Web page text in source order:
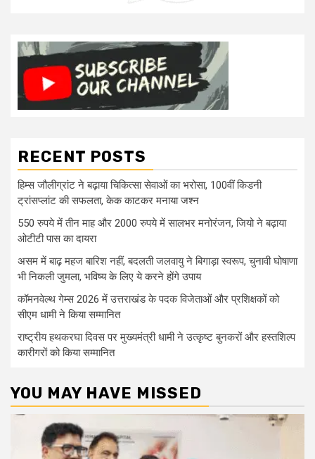
RECENT POSTS
हिम्स जौलीग्रांट ने बढ़ाया चिकित्सा सेवाओं का भरोसा, 100वीं किडनी
ट्रांसप्लांट की सफलता, केक काटकर मनाया जश्न
550 रुपये में तीन माह और 2000 रुपये में सालभर मनोरंजन, जियो ने बढ़ाया
ओटीटी पास का दायरा
असम में बाढ़ महज बारिश नहीं, बदलती जलवायु ने बिगाड़ा स्वरूप, चुनावी घोषाणा
भी निकली जुमला, भविष्य के लिए ये करने होंगे उपाय
कॉमनवेल्थ गेम्स 2026 में उत्तराखंड के पदक विजेताओं और प्रशिक्षकों को
सीएम धामी ने किया सम्मानित
राष्ट्रीय हथकरघा दिवस पर मुख्यमंत्री धामी ने उत्कृष्ट बुनकरों और हस्तशिल्प
कारीगरों को किया सम्मानित
YOU MAY HAVE MISSED